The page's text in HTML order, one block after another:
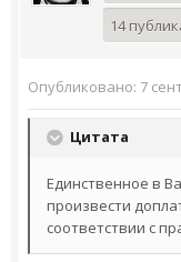
14
Опубликовано: 7
Цитата
Единственное в
произвести
соответствии с